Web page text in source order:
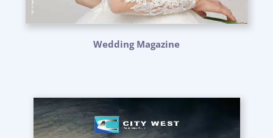
Wedding Magazine